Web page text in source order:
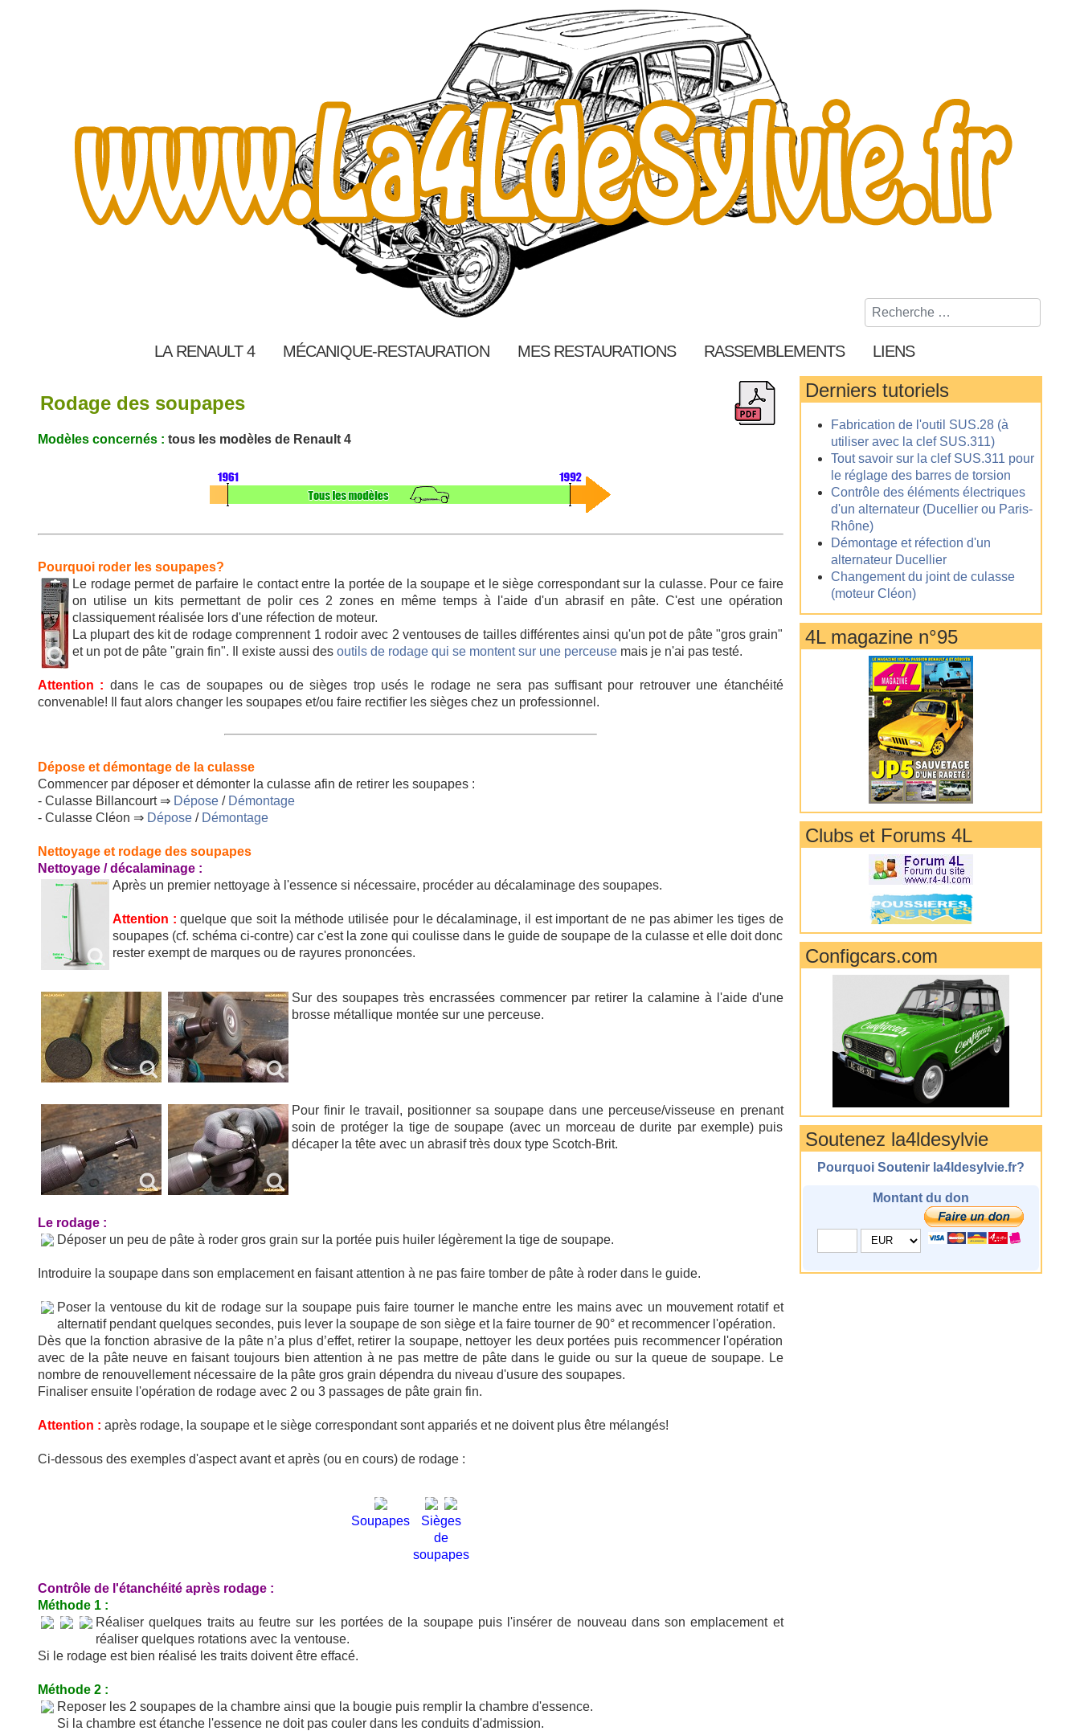
Rechercher
LA RENAULT 4 MÉCANIQUE-RESTAURATION MES RESTAURATIONS RASSEMBLEMENTS LIENS
Rodage des soupapes
Modèles concernés : tous les modèles de Renault 4
Pourquoi roder les soupapes?
Le rodage permet de parfaire le contact entre la portée de la soupape et le siège correspondant sur la culasse. Pour ce faire
on utilise un kits permettant de polir ces 2 zones en même temps à l'aide d'un abrasif en pâte. C'est une opération
classiquement réalisée lors d'une réfection de moteur.
La plupart des kit de rodage comprennent 1 rodoir avec 2 ventouses de tailles différentes ainsi qu'un pot de pâte "gros grain"
et un pot de pâte "grain fin". Il existe aussi des outils de rodage qui se montent sur une perceuse mais je n'ai pas testé.
Attention : dans le cas de soupapes ou de sièges trop usés le rodage ne sera pas suffisant pour retrouver une étanchéité
convenable! Il faut alors changer les soupapes et/ou faire rectifier les sièges chez un professionnel.
Dépose et démontage de la culasse
Commencer par déposer et démonter la culasse afin de retirer les soupapes :
- Culasse Billancourt ⇒ Dépose / Démontage
- Culasse Cléon ⇒ Dépose / Démontage
Nettoyage et rodage des soupapes
Nettoyage / décalaminage :
Après un premier nettoyage à l'essence si nécessaire, procéder au décalaminage des soupapes.
Attention : quelque que soit la méthode utilisée pour le décalaminage, il est important de ne pas abimer les tiges de
soupapes (cf. schéma ci-contre) car c'est la zone qui coulisse dans le guide de soupape de la culasse et elle doit donc
rester exempt de marques ou de rayures prononcées.
Sur des soupapes très encrassées commencer par retirer la calamine à l'aide d'une
brosse métallique montée sur une perceuse.
Pour finir le travail, positionner sa soupape dans une perceuse/visseuse en prenant
soin de protéger la tige de soupape (avec un morceau de durite par exemple) puis
décaper la tête avec un abrasif très doux type Scotch-Brit.
Le rodage :
Déposer un peu de pâte à roder gros grain sur la portée puis huiler légèrement la tige de soupape.
Introduire la soupape dans son emplacement en faisant attention à ne pas faire tomber de pâte à roder dans le guide.
Poser la ventouse du kit de rodage sur la soupape puis faire tourner le manche entre les mains avec un mouvement rotatif et
alternatif pendant quelques secondes, puis lever la soupape de son siège et la faire tourner de 90° et recommencer l'opération.
Dès que la fonction abrasive de la pâte n’a plus d’effet, retirer la soupape, nettoyer les deux portées puis recommencer l'opération
avec de la pâte neuve en faisant toujours bien attention à ne pas mettre de pâte dans le guide ou sur la queue de soupape. Le
nombre de renouvellement nécessaire de la pâte gros grain dépendra du niveau d'usure des soupapes.
Finaliser ensuite l'opération de rodage avec 2 ou 3 passages de pâte grain fin.
Attention : après rodage, la soupape et le siège correspondant sont appariés et ne doivent plus être mélangés!
Ci-dessous des exemples d'aspect avant et après (ou en cours) de rodage :
Soupapes
Sièges
de
soupapes
Contrôle de l'étanchéité après rodage :
Méthode 1 :
Réaliser quelques traits au feutre sur les portées de la soupape puis l'insérer de nouveau dans son emplacement et
réaliser quelques rotations avec la ventouse.
Si le rodage est bien réalisé les traits doivent être effacé.
Méthode 2 :
Reposer les 2 soupapes de la chambre ainsi que la bougie puis remplir la chambre d'essence.
Si la chambre est étanche l'essence ne doit pas couler dans les conduits d'admission.
Derniers tutoriels
Fabrication de l'outil SUS.28 (à
utiliser avec la clef SUS.311)
Tout savoir sur la clef SUS.311 pour
le réglage des barres de torsion
Contrôle des éléments électriques
d'un alternateur (Ducellier ou Paris-
Rhône)
Démontage et réfection d'un
alternateur Ducellier
Changement du joint de culasse
(moteur Cléon)
4L magazine n°95
Clubs et Forums 4L
Configcars.com
Soutenez la4ldesylvie
Pourquoi Soutenir la4ldesylvie.fr?
Montant du don